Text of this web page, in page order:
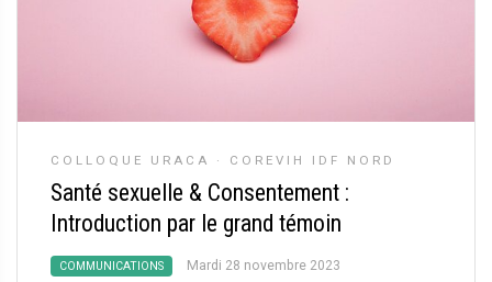
COLLOQUE URACA · COREVIH IDF NORD
Santé sexuelle & Consentement :
Introduction par le grand témoin
COMMUNICATIONS Mardi 28 novembre 2023